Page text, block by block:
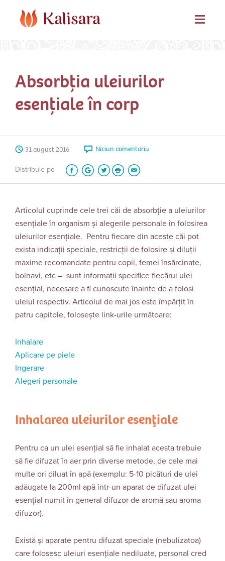
Absorbția uleiurilor
esențiale în corp
31 august 2016 Niciun comentariu
Distribuie pe
Articolul cuprinde cele trei căi de absorbție a uleiurilor
esențiale în organism și alegerile personale în folosirea
uleiurilor esențiale. Pentru fiecare din aceste căi pot
exista indicații speciale, restricții de folosire și diluții
maxime recomandate pentru copii, femei însărcinate,
bolnavi, etc – sunt informații specifice fiecărui ulei
esențial, necesare a fi cunoscute înainte de a folosi
uleiul respectiv. Articolul de mai jos este împărțit în
patru capitole, folosește link-urile următoare:
Inhalare
Aplicare pe piele
Ingerare
Alegeri personale
Inhalarea uleiurilor esenţiale
Pentru ca un ulei esențial să fie inhalat acesta trebuie
să fie difuzat în aer prin diverse metode, de cele mai
multe ori diluat în apă (exemplu: 5-10 picături de ulei
adăugate la 200ml apă într-un aparat de difuzat ulei
esenţial numit în general difuzor de aromă sau aroma
difuzor).
Există şi aparate pentru difuzat speciale (nebulizatoa)
care folosesc uleiuri esenţiale nediluate, personal cred